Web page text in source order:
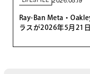
Ray-Ban Meta・
ラスが2026年5月21